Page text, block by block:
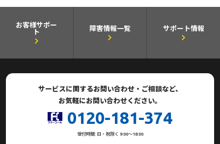
お客様サポー
ト
障害情報一覧 サポート情報
サービスに関するお問い合わせ・ご相談など、
お気軽にお問い合わせください。
0120-181-374
受付時間: 日・祝除く 9:00～18:00